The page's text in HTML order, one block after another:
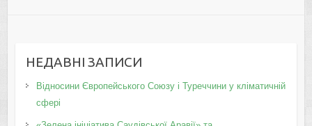
НЕДАВНІ ЗАПИСИ
Відносини Європейського Союзу і Туреччини у кліматичній
сфері